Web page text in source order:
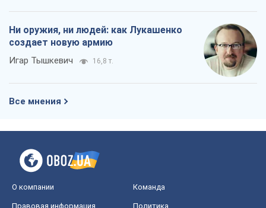
Ни оружия, ни людей: как Лукашенко
создает новую армию
Игар Тышкевич 16,8 т.
Все мнения
О компании Команда
Правовая информация
Политика